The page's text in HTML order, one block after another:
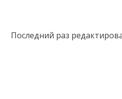
Последний раз